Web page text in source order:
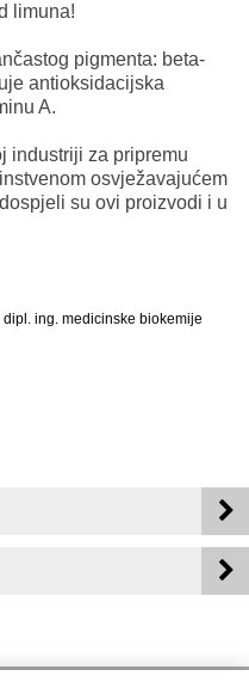
limuna!
pigmenta: beta-
antioksidacijska
A.
industriji za pripremu
osvježavajućem
su ovi proizvodi i u
ing. medicinske biokemije